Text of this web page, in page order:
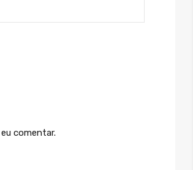
comentar.